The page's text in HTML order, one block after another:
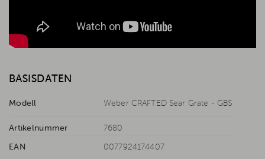
BASISDATEN
Modell Weber CRAFTED Sear Grate - GBS
Artikelnummer 7680
EAN 0077924174407